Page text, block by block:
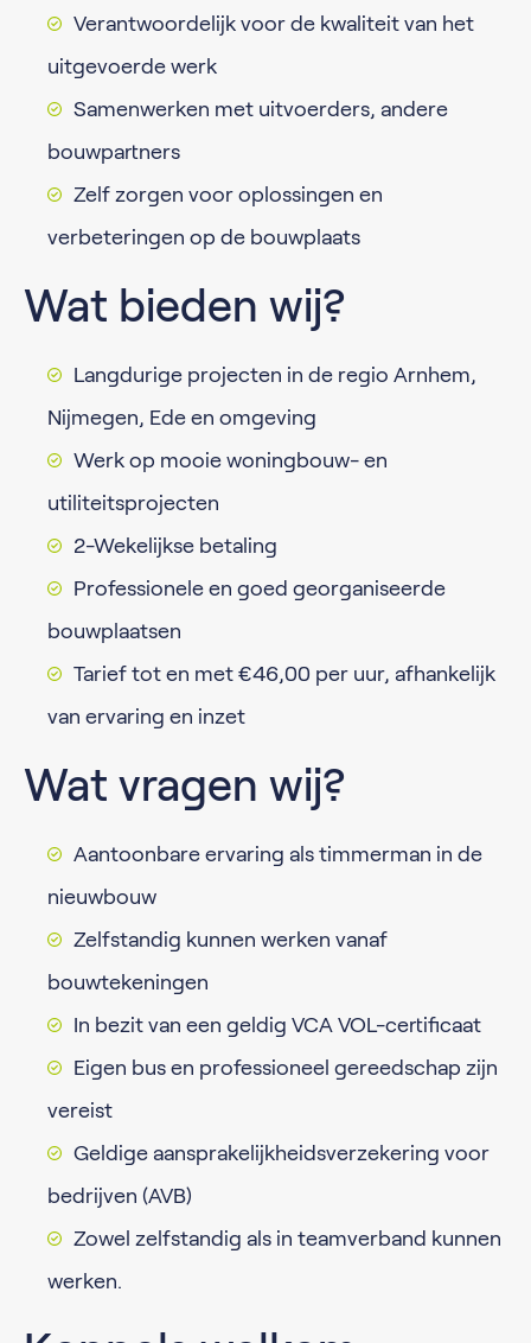
Verantwoordelijk voor de kwaliteit van het
uitgevoerde werk
Samenwerken met uitvoerders, andere
bouwpartners
Zelf zorgen voor oplossingen en
verbeteringen op de bouwplaats
Wat bieden wij?
Langdurige projecten in de regio Arnhem,
Nijmegen, Ede en omgeving
Werk op mooie woningbouw- en
utiliteitsprojecten
2-Wekelijkse betaling
Professionele en goed georganiseerde
bouwplaatsen
Tarief tot en met €46,00 per uur, afhankelijk
van ervaring en inzet
Wat vragen wij?
Aantoonbare ervaring als timmerman in de
nieuwbouw
Zelfstandig kunnen werken vanaf
bouwtekeningen
In bezit van een geldig VCA VOL-certificaat
Eigen bus en professioneel gereedschap zijn
vereist
Geldige aansprakelijkheidsverzekering voor
bedrijven (AVB)
Zowel zelfstandig als in teamverband kunnen
werken.